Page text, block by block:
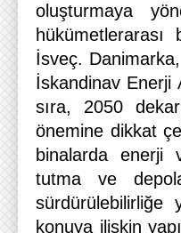
oluşturmaya
İsveç.
İskandinav Enerji
sıra, 2050
önemine dikkat
binalarda enerji
tutma ve
konuya ilişkin